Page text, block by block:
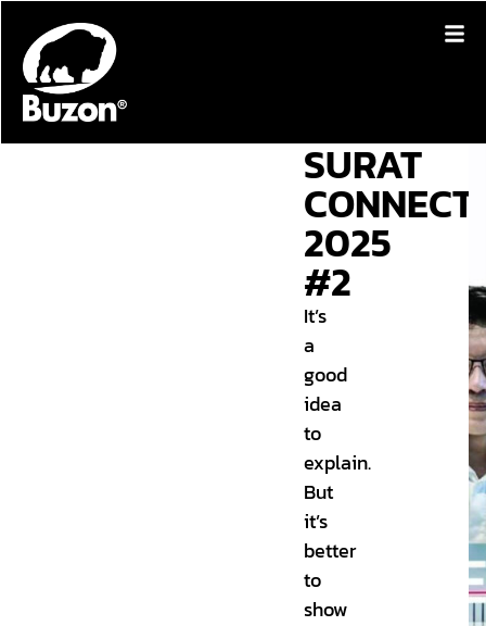
SURAT
CONNECT
2025
#2
It’s
a
good
idea
to
explain.
But
it’s
better
to
show